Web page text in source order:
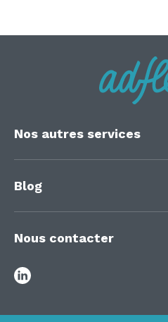
Nos autres services
Blog
Nous contacter